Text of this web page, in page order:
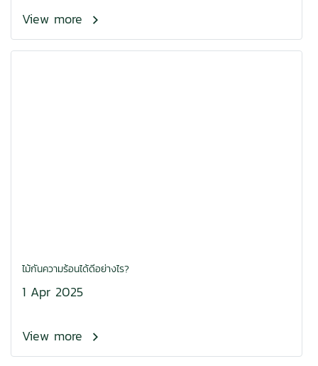
View more
ไม้กันความร้อนได้ดีอย่างไร?
1 Apr 2025
View more